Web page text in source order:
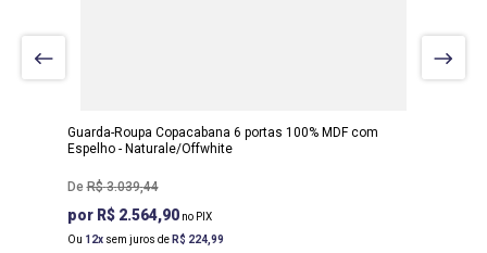
Guarda-Roupa Copacabana 6 portas 100% MDF com
Espelho - Naturale/Offwhite
R$ 3.039,44
R$ 2.564,90
Ou 12 sem juros de R$ 224, 99